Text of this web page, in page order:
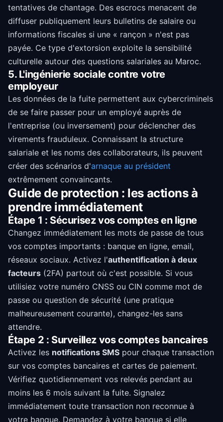
tentatives de chantage. Des escrocs menacent de
diffuser publiquement leurs bulletins de salaire ou
informations fiscales si une « rançon » n'est pas
payée. Ce type d'extorsion exploite la sensibilité
culturelle autour des questions salariales au Maroc.
5. L'ingénierie sociale contre votre
employeur
Les données de la fuite permettent aux cybercriminels
de se faire passer pour un employé auprès de
l'entreprise (ou inversement) pour déclencher des
virements frauduleux. Connaissant la structure
salariale et les noms des collaborateurs, ils peuvent
créer des scénarios d'arnaque au président
extrêmement convaincants.
Guide de protection : les actions à
prendre immédiatement
Étape 1 : Sécurisez vos comptes en ligne
Changez immédiatement les mots de passe de tous
vos comptes importants : banque en ligne, email,
réseaux sociaux. Activez l'authentification à deux
facteurs (2FA) partout où c'est possible. Si vous
utilisiez votre numéro CNSS ou CIN comme mot de
passe ou question de sécurité (une pratique
malheureusement courante), changez-les sans
attendre.
Étape 2 : Surveillez vos comptes bancaires
Activez les notifications SMS pour chaque transaction
sur vos comptes bancaires et cartes de paiement.
Vérifiez quotidiennement vos relevés pendant au
moins les 6 mois suivant la fuite. Signalez
immédiatement toute transaction non reconnue à
votre banque. Demandez à votre banque si elle